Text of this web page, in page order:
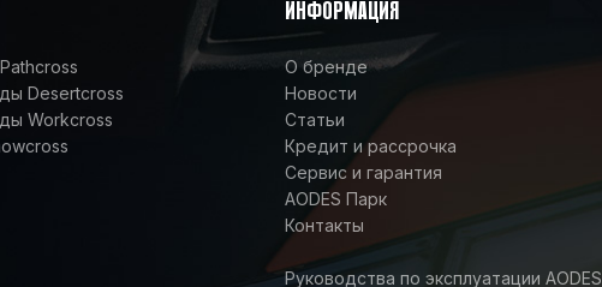
Desertcross
Workcross
ИНФОРМАЦИЯ
О бренде
Новости
Статьи
Кредит и рассрочка
Сервис и гарантия
AODES Парк
Контакты
Руководства по эксплуатации AODES